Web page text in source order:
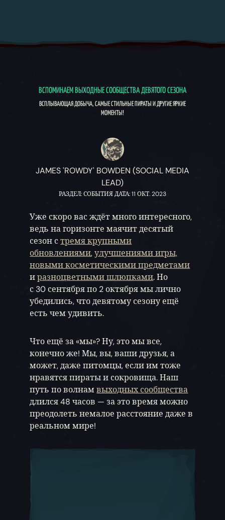
ВСПОМИНАЕМ ВЫХОДНЫЕ СООБЩЕСТВА ДЕВЯТОГО СЕЗОНА
ВСПЛЫВАЮЩАЯ ДОБЫЧА, САМЫЕ СТИЛЬНЫЕ ПИРАТЫ И ДРУГИЕ ЯРКИЕ
МОМЕНТЫ!
JAMES 'ROWDY' BOWDEN (SOCIAL MEDIA
LEAD)
РАЗДЕЛ: СОБЫТИЯ ДАТА: 11 ОКТ. 2023
Уже скоро вас ждёт много интересного,
ведь на горизонте маячит десятый
сезон стремя крупными
обновлениями,улучшениями игры,
новыми косметическими предметами
иразноцветными шлюпками. Но
с 30 сентября по 2 октября мы лично
убедились, что девятому сезону ещё
есть чем удивить.
Что ещё за «мы»? Ну, это мы все,
конечно же! Мы, вы, ваши друзья, а
может, даже питомцы, если им тоже
нравятся пираты и сокровища. Наш
путь по волнамвыходных сообщества
длился 48 часов — за это время можно
преодолеть немалое расстояние даже в
реальном мире!